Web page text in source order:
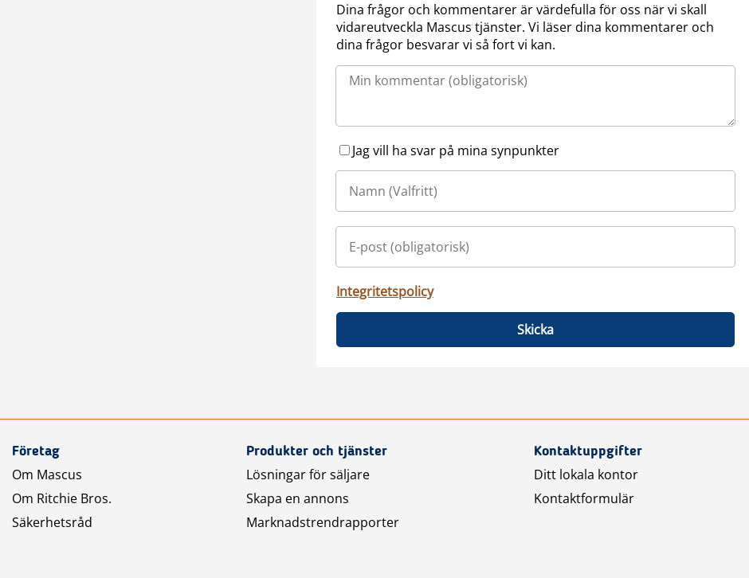
Dina frågor och kommentarer är värdefulla för oss när vi skall
vidareutveckla Mascus tjänster. Vi läser dina kommentarer och
dina frågor besvarar vi så fort vi kan.
Jag vill ha svar på mina synpunkter
Integritetspolicy
Skicka
Företag
Om Mascus
Om Ritchie Bros.
Säkerhetsråd
Produkter och tjänster
Lösningar för säljare
Skapa en annons
Marknadstrendrapporter
Kontaktuppgifter
Ditt lokala kontor
Kontaktformulär